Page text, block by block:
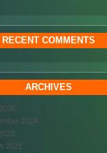
RECENT COMMENTS
ARCHIVES
2024
2021